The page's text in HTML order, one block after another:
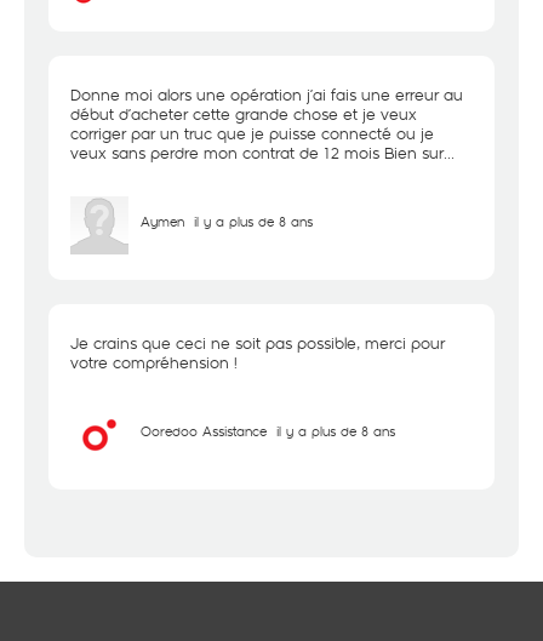
Donne moi alors une opération j’ai fais une erreur au
début d’acheter cette grande chose et je veux
corriger par un truc que je puisse connecté ou je
veux sans perdre mon contrat de 12 mois Bien sur...
Aymen il y a plus de 8 ans
Je crains que ceci ne soit pas possible, merci pour
votre compréhension !
Ooredoo Assistance il y a plus de 8 ans